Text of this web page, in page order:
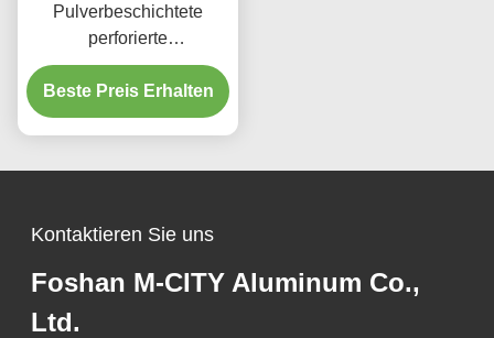
Pulverbeschichtete
perforierte
Aluminiumplatte mit
benutzerdefinierten RAL-
Farben und
Mustern für
Beste Preis Erhalten
Kontaktieren Sie uns
Foshan M-CITY Aluminum Co.,
Ltd.